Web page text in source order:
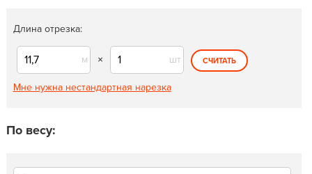
Длина отрезка:
м × шт СЧИТАТЬ
Мне нужна нестандартная нарезка
По весу: